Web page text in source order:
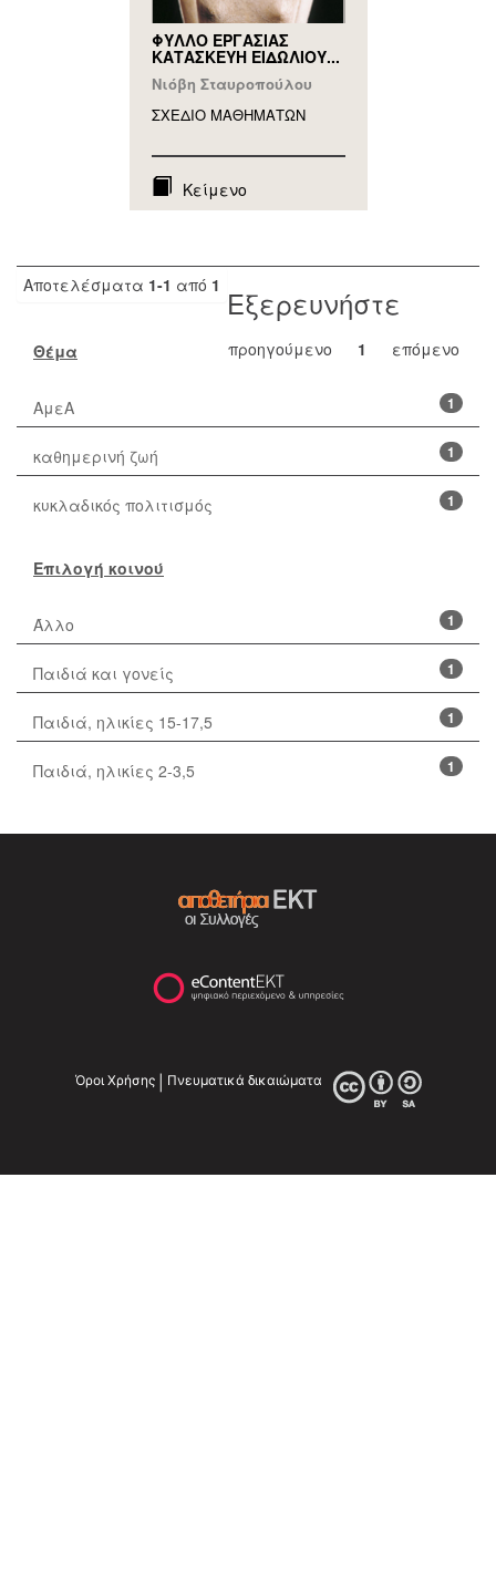
ΦΥΛΛΟ ΕΡΓΑΣΙΑΣ
ΚΑΤΑΣΚΕΥΗ ΕΙΔΩΛΙΟΥ...
Νιόβη Σταυροπούλου
ΣΧΕΔΙΟ ΜΑΘΗΜAΤΩΝ
Κείμενο
Αποτελέσματα 1-1 από 1
προηγούμενο 1 επόμενο
Εξερευνήστε
Θέμα
1
ΑμεΑ
1
καθημερινή ζωή
1
κυκλαδικός πολιτισμός
Επιλογή κοινού
1
Άλλο
1
Παιδιά και γονείς
1
Παιδιά, ηλικίες 15-17,5
1
Παιδιά, ηλικίες 2-3,5